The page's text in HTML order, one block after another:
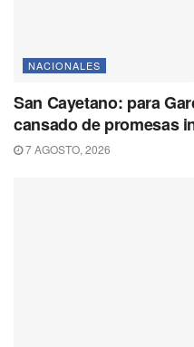
NACIONALES
San Cayetano: para
cansado de promesas
7 AGOSTO, 2026